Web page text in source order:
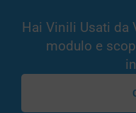
Hai Vinili Usati da
modulo e